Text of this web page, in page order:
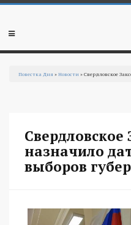
Перейти к основному содержанию
Мобильное
Повестка Дня »Новости » Свердловское
Свердловское
назначило
выборов